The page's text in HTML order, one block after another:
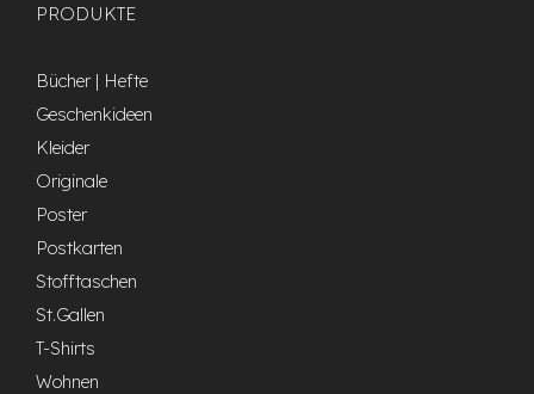
PRODUKTE
Bücher | Hefte
Geschenkideen
Kleider
Originale
Poster
Postkarten
Stofftaschen
St.Gallen
T-Shirts
Wohnen